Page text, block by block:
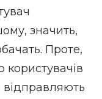
значить,
Проте,
користувачів
відправляють